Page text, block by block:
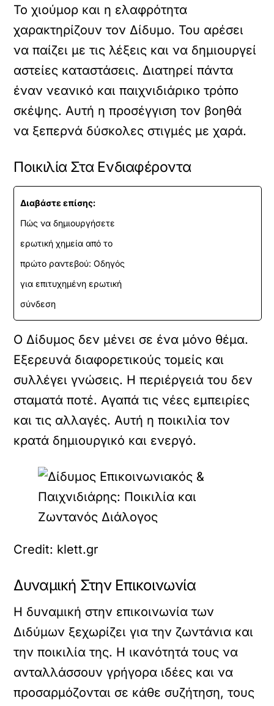
Το χιούμορ και η ελαφρότητα
χαρακτηρίζουν τον Δίδυμο. Του αρέσει
να παίζει με τις λέξεις και να δημιουργεί
αστείες καταστάσεις. Διατηρεί πάντα
έναν νεανικό και παιχνιδιάρικο τρόπο
σκέψης. Αυτή η προσέγγιση τον βοηθά
να ξεπερνά δύσκολες στιγμές με χαρά.
Ποικιλία Στα Ενδιαφέροντα
Διαβάστε επίσης:
Πώς να δημιουργήσετε
ερωτική χημεία από το
πρώτο ραντεβού: Οδηγός
για επιτυχημένη ερωτική
σύνδεση
Ο Δίδυμος δεν μένει σε ένα μόνο θέμα.
Εξερευνά διαφορετικούς τομείς και
συλλέγει γνώσεις. Η περιέργειά του δεν
σταματά ποτέ. Αγαπά τις νέες εμπειρίες
και τις αλλαγές. Αυτή η ποικιλία τον
κρατά δημιουργικό και ενεργό.
Credit: klett.gr
Δυναμική Στην Επικοινωνία
Η δυναμική στην επικοινωνία των
Διδύμων ξεχωρίζει για την ζωντάνια και
την ποικιλία της. Η ικανότητά τους να
ανταλλάσσουν γρήγορα ιδέες και να
προσαρμόζονται σε κάθε συζήτηση, τους